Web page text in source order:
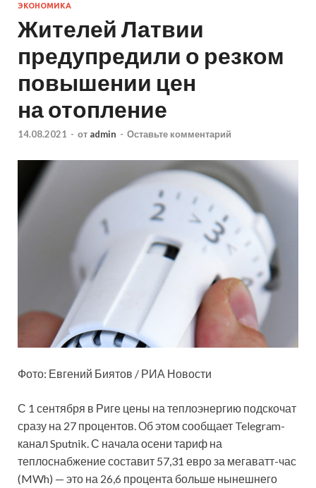
ЭКОНОМИКА
Жителей Латвии
предупредили о резком
повышении цен
на отопление
14.08.2021 - от admin - Оставьте комментарий
Фото: Евгений Биятов / РИА Новости
С 1 сентября в Риге цены на теплоэнергию подскочат
сразу на 27 процентов. Об этом сообщает Telegram-
канал Sputnik. С начала осени тариф на
теплоснабжение составит 57,31 евро за мегаватт-час
(MWh) — это на 26,6 процента больше нынешнего